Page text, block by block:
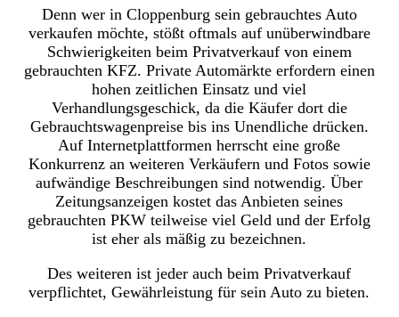
Denn wer in Cloppenburg sein gebrauchtes Auto
verkaufen möchte, stößt oftmals auf unüberwindbare
Schwierigkeiten beim Privatverkauf von einem
gebrauchten KFZ. Private Automärkte erfordern einen
hohen zeitlichen Einsatz und viel
Verhandlungsgeschick, da die Käufer dort die
Gebrauchtswagenpreise bis ins Unendliche drücken.
Auf Internetplattformen herrscht eine große
Konkurrenz an weiteren Verkäufern und Fotos sowie
aufwändige Beschreibungen sind notwendig. Über
Zeitungsanzeigen kostet das Anbieten seines
gebrauchten PKW teilweise viel Geld und der Erfolg
ist eher als mäßig zu bezeichnen.
Des weiteren ist jeder auch beim Privatverkauf
verpflichtet, Gewährleistung für sein Auto zu bieten.